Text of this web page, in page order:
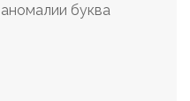
буква